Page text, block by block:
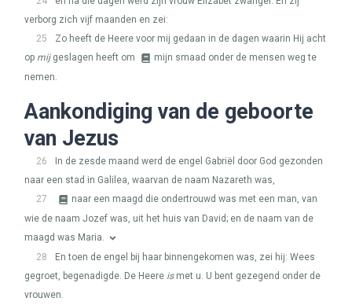
verborg zich vijf maanden en zei:
25
Zo heeft de Heere voor mij gedaan in de dagen waarin Hij acht
op mijgeslagen heeft om
mijn smaad onder de mensen weg te
nemen.
Aankondiging van de geboorte
van Jezus
26
In de zesde maand werd de engel Gabriël door God gezonden
naar een stad in Galilea, waarvan de naam Nazareth was,
27
naar een maagd die ondertrouwd was met een man, van
wie de naam Jozef was, uit het huis van David; en de naam van de
maagd was Maria.
28
En toen de engel bij haar binnengekomen was, zei hij: Wees
gegroet, begenadigde. De Heere ismet u. U bent gezegend onder de
vrouwen.